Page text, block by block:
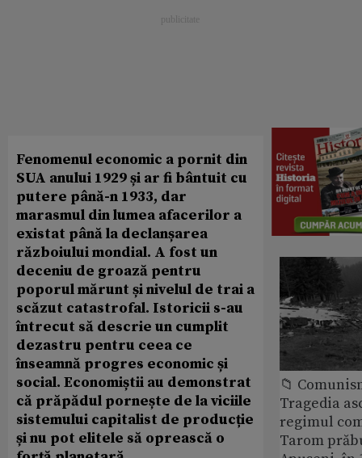
Fenomenul economic a pornit din
SUA anului 1929 și ar fi bântuit cu
putere până-n 1933, dar
marasmul din lumea afacerilor a
existat până la declanșarea
războiului mondial. A fost un
deceniu de groază pentru
poporul mărunt și nivelul de trai a
scăzut catastrofal. Istoricii s-au
întrecut să descrie un cumplit
dezastru pentru ceea ce
înseamnă progres economic și
social. Economiștii au demonstrat
că prăpădul pornește de la viciile
sistemului capitalist de producție
și nu pot elitele să oprească o
📁
Tragedia
regimul
Tarom